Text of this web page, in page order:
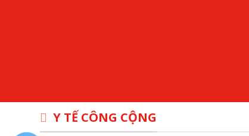
Y TẾ CÔNG CỘNG